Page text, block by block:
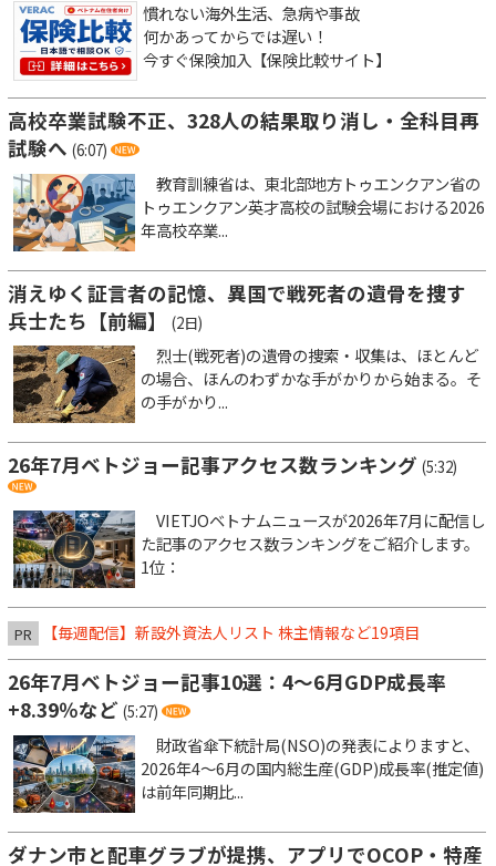
慣れない海外生活、急病や事故
何かあってからでは遅い！
今すぐ保険加入【保険比較サイト】
高校卒業試験不正、328人の結果取り消し・全科目再
試験へ (6:07)
教育訓練省は、東北部地方トゥエンクアン省の
トゥエンクアン英才高校の試験会場における2026
年高校卒業...
消えゆく証言者の記憶、異国で戦死者の遺骨を捜す
兵士たち【前編】
(2日)
烈士(戦死者)の遺骨の捜索・収集は、ほとんど
の場合、ほんのわずかな手がかりから始まる。そ
の手がかり...
26年7月ベトジョー記事アクセス数ランキング (5:32)
VIETJOベトナムニュースが2026年7月に配信し
た記事のアクセス数ランキングをご紹介します。
1位：
PR 【毎週配信】新設外資法人リスト 株主情報など19項目
26年7月ベトジョー記事10選：4～6月GDP成長率
+8.39％など (5:27)
財政省傘下統計局(NSO)の発表によりますと、
2026年4～6月の国内総生産(GDP)成長率(推定値)
は前年同期比...
ダナン市と配車グラブが提携、アプリでOCOP・特産